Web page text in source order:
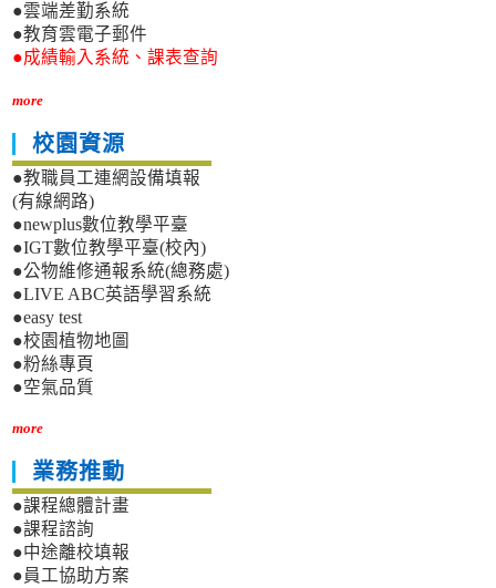
●雲端差勤系統
●教育雲電子郵件
●成績輸入系統、課表查詢
more
校園資源
●教職員工連網設備填報
(有線網路)
●newplus數位教學平臺
●IGT數位教學平臺(校內)
●公物維修通報系統(總務處)
●LIVE ABC英語學習系統
●easy test
●校園植物地圖
●粉絲專頁
●空氣品質
more
業務推動
●課程總體計畫
●課程諮詢
●中途離校填報
●員工協助方案